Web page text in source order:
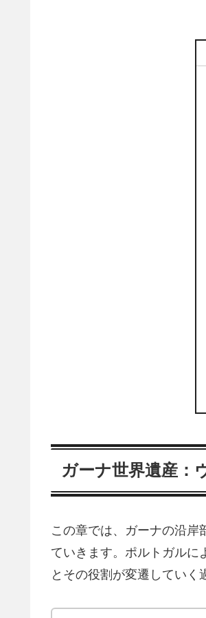
ガーナ世界遺産：
この章では、ガーナの沿岸
ていきます。ポルトガルに
とその役割が変遷していく